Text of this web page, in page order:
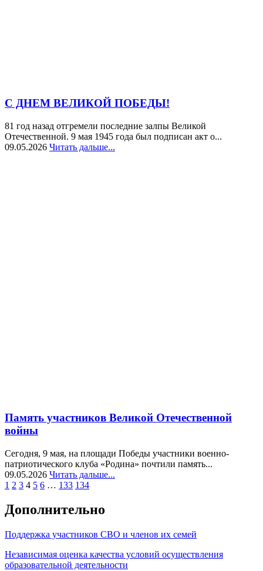
С ДНЕМ ВЕЛИКОЙ ПОБЕДЫ!
81 год назад отгремели последние залпы Великой
Отечественной. 9 мая 1945 года был подписан акт о...
09.05.2026 Читать дальше...
Память участников Великой Отечественной
войны
Сегодня, 9 мая, на площади Победы участники военно-
патриотического клуба «Родина» почтили память...
09.05.2026 Читать дальше...
1 2 3 4 5 6 … 133 134
Дополнительно
Поддержка участников СВО и членов их семей
Независимая оценка качества условий осуществления
образовательной деятельности